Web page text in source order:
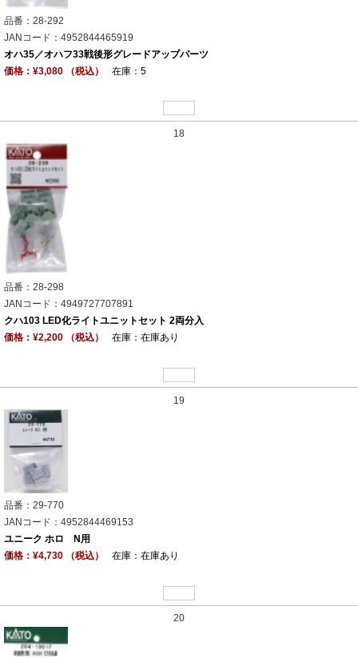
品番：28-292
JANコード：4952844465919
オハ35／オハフ33戦後形グレードアップパーツ
価格：¥3,080 （税込）
在庫：5
18
品番：28-298
JANコード：4949727707891
クハ103 LED化ライトユニットセット 2両分入
価格：¥2,200 （税込）
在庫：在庫あり
19
品番：29-770
JANコード：4952844469153
ユニーク ホロ N用
価格：¥4,730 （税込）
在庫：在庫あり
20